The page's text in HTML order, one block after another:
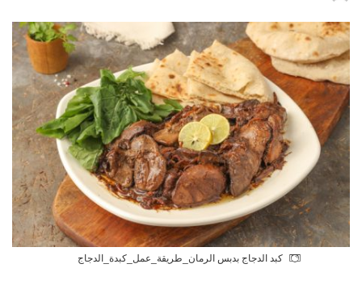
كبد الدجاج بدبس الرمان_طريقة_عمل_كبدة_الدجاج